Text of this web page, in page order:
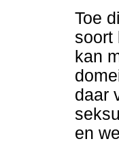
Toe
soort
kan
daar
en